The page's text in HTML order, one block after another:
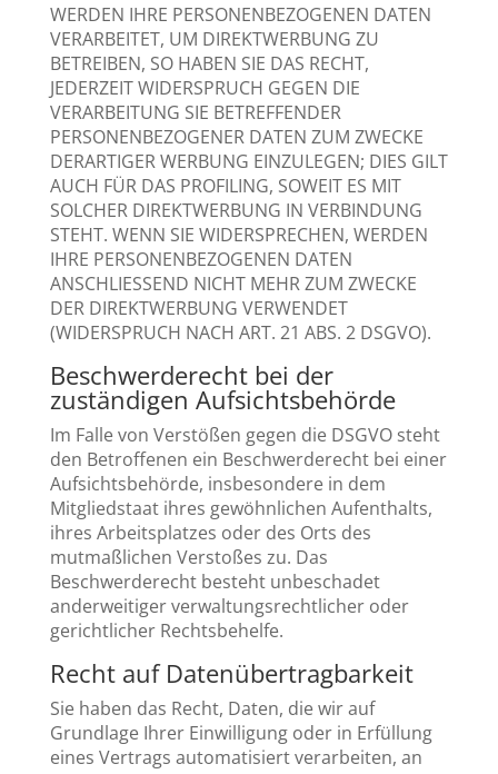
WERDEN IHRE PERSONENBEZOGENEN DATEN
VERARBEITET, UM DIREKTWERBUNG ZU
BETREIBEN, SO HABEN SIE DAS RECHT,
JEDERZEIT WIDERSPRUCH GEGEN DIE
VERARBEITUNG SIE BETREFFENDER
PERSONENBEZOGENER DATEN ZUM ZWECKE
DERARTIGER WERBUNG EINZULEGEN; DIES GILT
AUCH FÜR DAS PROFILING, SOWEIT ES MIT
SOLCHER DIREKTWERBUNG IN VERBINDUNG
STEHT. WENN SIE WIDERSPRECHEN, WERDEN
IHRE PERSONENBEZOGENEN DATEN
ANSCHLIESSEND NICHT MEHR ZUM ZWECKE
DER DIREKTWERBUNG VERWENDET
(WIDERSPRUCH NACH ART. 21 ABS. 2 DSGVO).
Beschwerde­recht bei der
zuständigen Aufsichts­behörde
Im Falle von Verstößen gegen die DSGVO steht
den Betroffenen ein Beschwerderecht bei einer
Aufsichtsbehörde, insbesondere in dem
Mitgliedstaat ihres gewöhnlichen Aufenthalts,
ihres Arbeitsplatzes oder des Orts des
mutmaßlichen Verstoßes zu. Das
Beschwerderecht besteht unbeschadet
anderweitiger verwaltungsrechtlicher oder
gerichtlicher Rechtsbehelfe.
Recht auf Daten­übertrag­barkeit
Sie haben das Recht, Daten, die wir auf
Grundlage Ihrer Einwilligung oder in Erfüllung
eines Vertrags automatisiert verarbeiten, an